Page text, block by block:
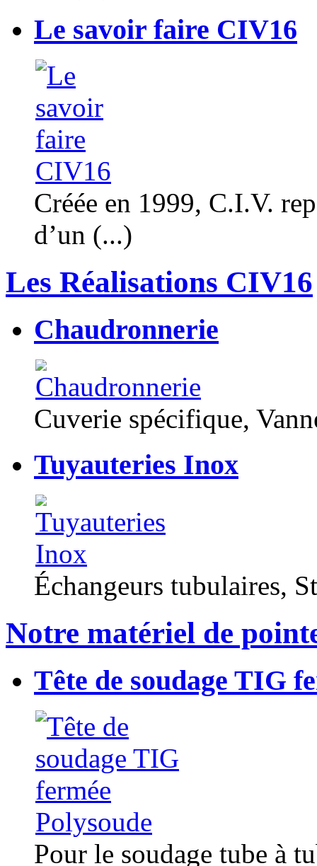
Le savoir faire CIV16
Créée en 1999, C.I.V.
d’un (...)
Les Réalisations CIV16
Chaudronnerie
Cuverie spécifique,
Tuyauteries Inox
Échangeurs tubulaires,
Notre matériel de
Tête de soudage TIG
Pour le soudage tube à